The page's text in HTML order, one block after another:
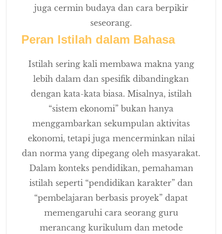
juga cermin budaya dan cara berpikir
seseorang.
Peran Istilah dalam Bahasa
Istilah sering kali membawa makna yang
lebih dalam dan spesifik dibandingkan
dengan kata-kata biasa. Misalnya, istilah
“sistem ekonomi” bukan hanya
menggambarkan sekumpulan aktivitas
ekonomi, tetapi juga mencerminkan nilai
dan norma yang dipegang oleh masyarakat.
Dalam konteks pendidikan, pemahaman
istilah seperti “pendidikan karakter” dan
“pembelajaran berbasis proyek” dapat
memengaruhi cara seorang guru
merancang kurikulum dan metode